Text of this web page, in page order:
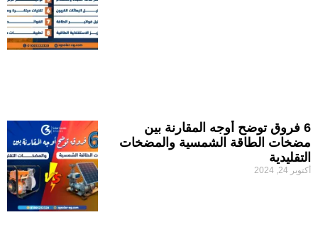
6 فروق توضح أوجه المقارنة بين
مضخات الطاقة الشمسية والمضخات
التقليدية
أكتوبر 24, 2024